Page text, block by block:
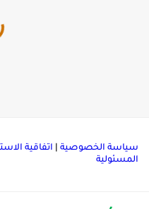
الخصوصية|اتفاقية